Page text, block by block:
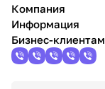
Компания
Информация
Бизнес-клиентам